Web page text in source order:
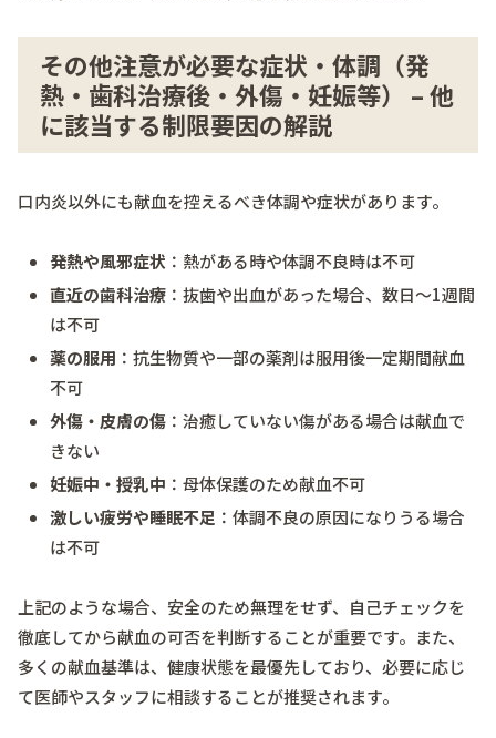
その他注意が必要な症状・体調（発
熱・歯科治療後・外傷・妊娠等） – 他
に該当する制限要因の解説
口内炎以外にも献血を控えるべき体調や症状があります。
発熱や風邪症状 ：熱がある時や体調不良時は不可
直近の歯科治療 ：抜歯や出血があった場合、数日～1週間
は不可
薬の服用 ：抗生物質や一部の薬剤は服用後一定期間献血
不可
外傷・皮膚の傷 ：治癒していない傷がある場合は献血で
きない
妊娠中・授乳中 ：母体保護のため献血不可
激しい疲労や睡眠不足 ：体調不良の原因になりうる場合
は不可
上記のような場合、安全のため無理をせず、自己チェックを
徹底してから献血の可否を判断することが重要です。また、
多くの献血基準は、健康状態を最優先しており、必要に応じ
て医師やスタッフに相談することが推奨されます。